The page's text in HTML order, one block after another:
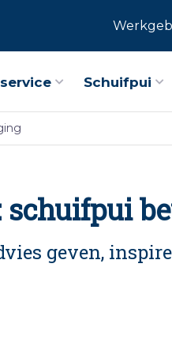
Schuifpui
schuifpui
geven,